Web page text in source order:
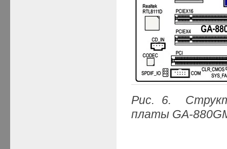
Рис. 6.
платы GA-880